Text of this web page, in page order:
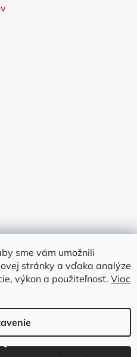
sme vám umožnili
stránky a vďaka analýze
výkon a použiteľnosť. Viac
Shoptet
Všetky práva vyhradené.
cookies